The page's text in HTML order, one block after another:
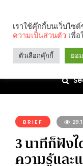
BRIEF
3 นาทีก็ฟัง
ความรู้และ
เราใช้คุ๊กกี้บนเว็บไซ
ความเป็นส่วนตัว เพื่อ
ตัวเลือกคุ๊กกี้ ยอ